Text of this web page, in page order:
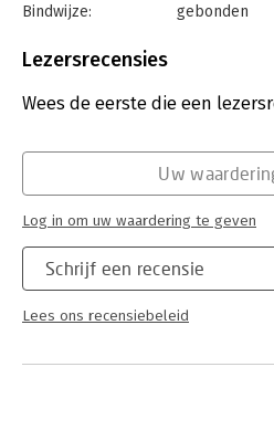
meer kinderen uitgenodigd op het
Overleeft hij de beproevingen en
‘Wow! Wat een goed, fantasievol
doorlezen. Dit boek heeft alle
roos te zijn voor kinderen.’ –
Bindwijze:
gebonden
Uitgever:
Verschijningsdatum:
17-11-2023
Eiland van
Lezersrecensies
Wees de eerste die een
Schrijf een recensie
Lees ons recensiebeleid
Uw
Log in om uw waardering te geven